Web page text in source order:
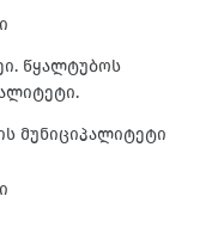
წყალტუბოს
მუნიციპალიტეტი